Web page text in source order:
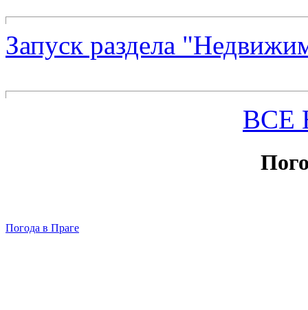
Запуск раздела
ВСЕ
Погода в Праге